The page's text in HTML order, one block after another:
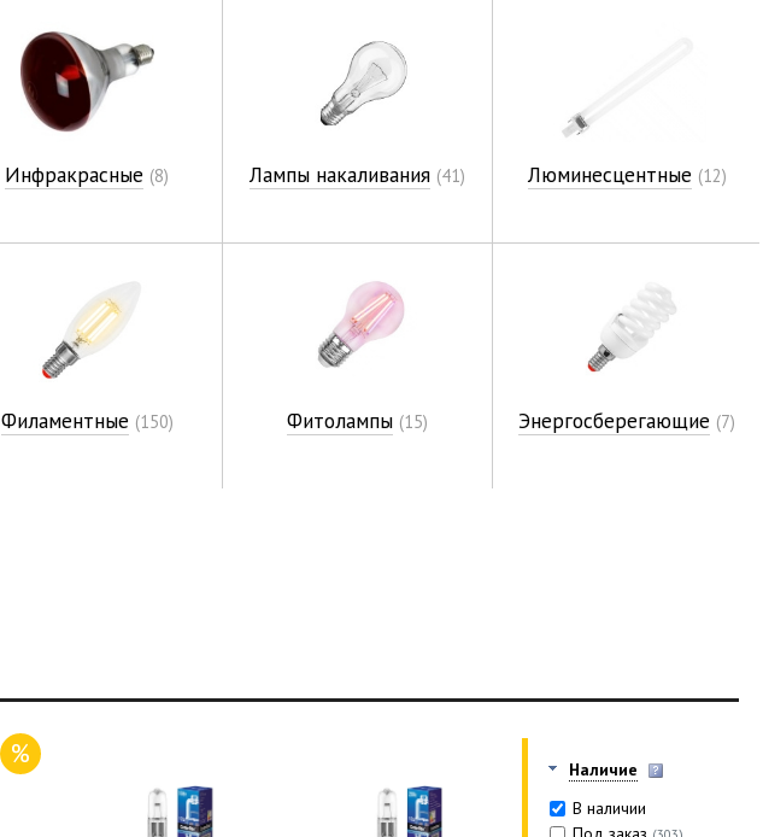
Инфракрасные (8) Лампы накаливания (41) Люминесцентные (12)
Филаментные (150) Фитолампы (15) Энергосберегающие (7)
%
Наличие
В наличии